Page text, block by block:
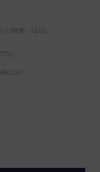
| 08.96 - 12.02